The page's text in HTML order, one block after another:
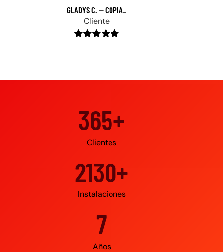
GLADYS C. — COPIA_
Cliente
500+
Clientes
3000+
Instalaciones
10
Años